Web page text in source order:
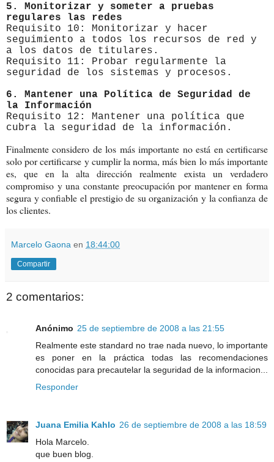
5. Monitorizar y someter a pruebas
regulares las redes
Requisito 10: Monitorizar y hacer
seguimiento a todos los recursos de red y
a los datos de titulares.
Requisito 11: Probar regularmente la
seguridad de los sistemas y procesos.
6. Mantener una Política de Seguridad de
la Información
Requisito 12: Mantener una política que
cubra la seguridad de la información.
Finalmente considero de los más importante no está en certificarse
solo por certificarse y cumplir la norma, más bien lo más importante
es, que en la alta dirección realmente exista un verdadero
compromiso y una constante preocupación por mantener en forma
segura y confiable el prestigio de su organización y la confianza de
los clientes.
Marcelo Gaona en 18:44:00
Compartir
2 comentarios:
Anónimo 25 de septiembre de 2008 a las 21:55
Realmente este standard no trae nada nuevo, lo importante
es poner en la práctica todas las recomendaciones
conocidas para precautelar la seguridad de la informacion...
Responder
Juana Emilia Kahlo 26 de septiembre de 2008 a las 18:59
Hola Marcelo.
que buen blog.